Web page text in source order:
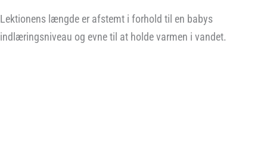
Lektionens længde er afstemt i forhold til en babys
indlæringsniveau og evne til at holde varmen i vandet.